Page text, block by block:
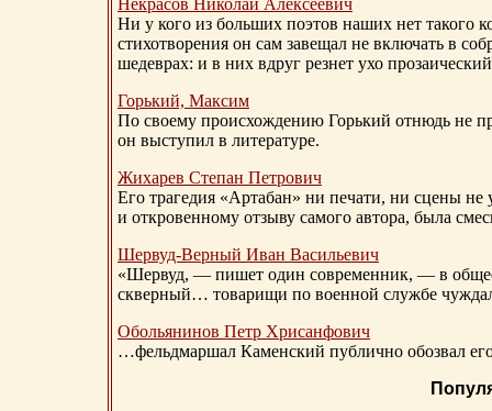
Некрасов Николай Алексеевич
Ни у кого из больших поэтов наших нет такого
стихотворения он сам завещал не включать в
шедеврах: и в них вдруг резнет ухо
Горький, Максим
По своему происхождению Горький отнюдь не
он выступил в литературе.
Жихарев Степан Петрович
Его трагедия «Артабан» ни печати, ни сцены
и откровенному отзыву самого автора, была
Шервуд-Верный Иван Васильевич
«Шервуд, — пишет один современник, — в
скверный… товарищи по военной службе
Обольянинов Петр Хрисанфович
…фельдмаршал Каменский публично обозвал